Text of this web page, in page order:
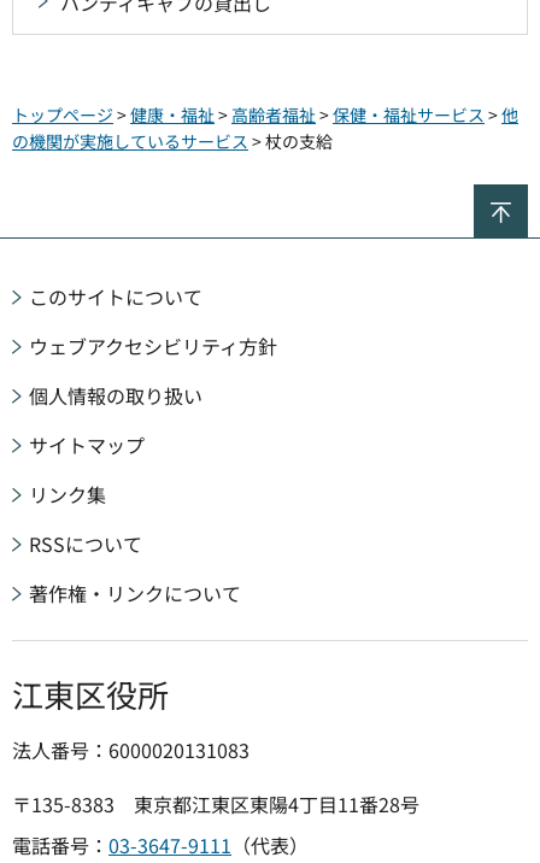
トップページ >健康・福祉 > 高齢者福祉 >保健・福祉サービス >他
の機関が実施しているサービス > 杖の支給
このサイトについて
ウェブアクセシビリティ方針
個人情報の取り扱い
サイトマップ
リンク集
RSSについて
著作権・リンクについて
江東区役所
法人番号：6000020131083
〒135-8383 東京都江東区東陽4丁目11番28号
電話番号： 03-3647-9111 （代表）